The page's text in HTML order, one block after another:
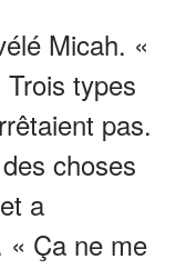
Micah. «
types
pas.
choses
a
« Ça ne me